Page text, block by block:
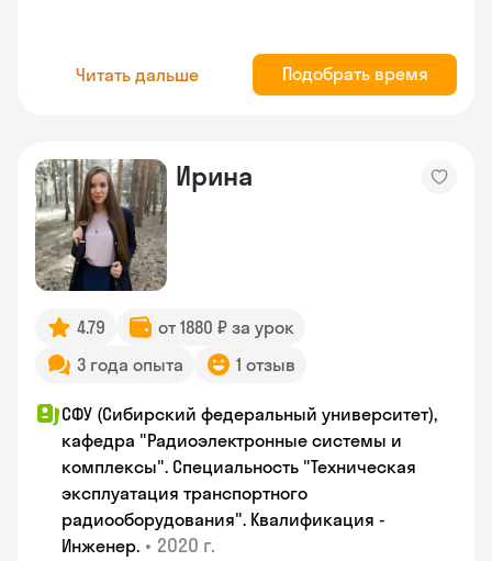
Читать дальше Подобрать время
Ирина
4.79
от 1880 ₽ за урок
3 года опыта
1 отзыв
СФУ (Сибирский федеральный университет),
кафедра "Радиоэлектронные системы и
комплексы". Специальность "Техническая
эксплуатация транспортного
радиооборудования". Квалификация -
Инженер. • 2020 г.